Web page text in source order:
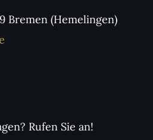
Bremen (Hemelingen)
Rufen Sie an!